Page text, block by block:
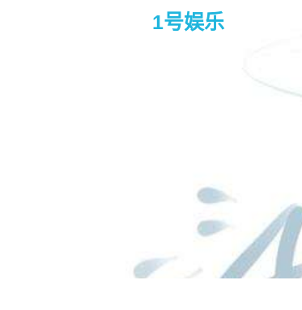
1号娱乐
杀青 – infinitus